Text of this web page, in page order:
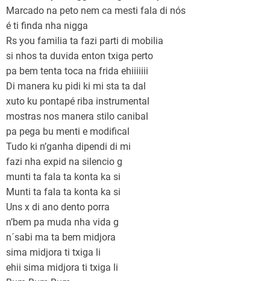
Marcado na peto nem ca mesti fala di nós
é ti finda nha nigga
Rs you familia ta fazi parti di mobilia
si nhos ta duvida enton txiga perto
pa bem tenta toca na frida ehiiiiiii
Di manera ku pidi ki mi sta ta dal
xuto ku pontapé riba instrumental
mostras nos manera stilo canibal
pa pega bu menti e modifical
Tudo ki n’ganha dipendi di mi
fazi nha expid na silencio g
munti ta fala ta konta ka si
Munti ta fala ta konta ka si
Uns x di ano dento porra
n’bem pa muda nha vida g
n´sabi ma ta bem midjora
sima midjora ti txiga li
ehii sima midjora ti txiga li